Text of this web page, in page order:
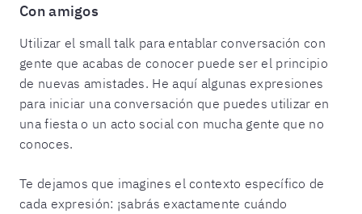
Con amigos
Utilizar el small talk para entablar conversación con
gente que acabas de conocer puede ser el principio
de nuevas amistades. He aquí algunas expresiones
para iniciar una conversación que puedes utilizar en
una fiesta o un acto social con mucha gente que no
conoces.
Te dejamos que imagines el contexto específico de
cada expresión: ¡sabrás exactamente cuándo